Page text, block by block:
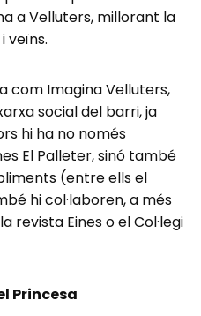
a Velluters, millorant la
veïns.
com Imagina Velluters,
social del barri, ja
hi ha no només
El Palleter, sinó també
(entre ells el
hi col·laboren, a més
revista Eines o el Col·legi
Princesa